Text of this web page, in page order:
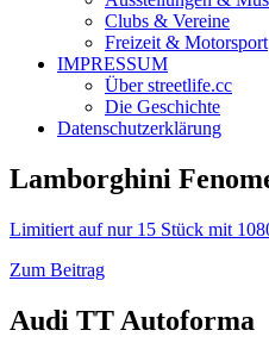
Clubs & Vereine
Freizeit & Motorsport
IMPRESSUM
Über streetlife.cc
Die Geschichte
Datenschutzerklärung
Lamborghini
Limitiert auf nur 15 Stück mit
Zum Beitrag
Audi TT Autoforma